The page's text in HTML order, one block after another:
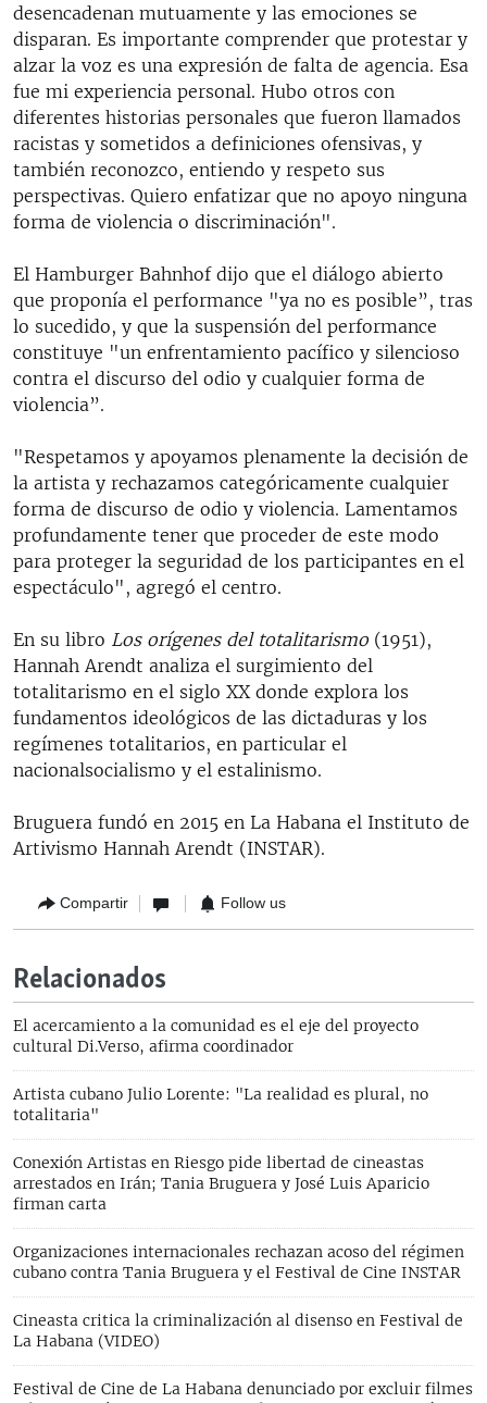
desencadenan mutuamente y las emociones se
disparan. Es importante comprender que protestar y
alzar la voz es una expresión de falta de agencia. Esa
fue mi experiencia personal. Hubo otros con
diferentes historias personales que fueron llamados
racistas y sometidos a definiciones ofensivas, y
también reconozco, entiendo y respeto sus
perspectivas. Quiero enfatizar que no apoyo ninguna
forma de violencia o discriminación".
El Hamburger Bahnhof dijo que el diálogo abierto
que proponía el performance "ya no es posible”, tras
lo sucedido, y que la suspensión del performance
constituye "un enfrentamiento pacífico y silencioso
contra el discurso del odio y cualquier forma de
violencia”.
"Respetamos y apoyamos plenamente la decisión de
la artista y rechazamos categóricamente cualquier
forma de discurso de odio y violencia. Lamentamos
profundamente tener que proceder de este modo
para proteger la seguridad de los participantes en el
espectáculo", agregó el centro.
En su libro Los orígenes del totalitarismo (1951),
Hannah Arendt analiza el surgimiento del
totalitarismo en el siglo XX donde explora los
fundamentos ideológicos de las dictaduras y los
regímenes totalitarios, en particular el
nacionalsocialismo y el estalinismo.
Bruguera fundó en 2015 en La Habana el Instituto de
Artivismo Hannah Arendt (INSTAR).
Compartir Follow us
Relacionados
El acercamiento a la comunidad es el eje del proyecto
cultural Di.Verso, afirma coordinador
Artista cubano Julio Lorente: "La realidad es plural, no
totalitaria"
Conexión Artistas en Riesgo pide libertad de cineastas
arrestados en Irán; Tania Bruguera y José Luis Aparicio
firman carta
Organizaciones internacionales rechazan acoso del régimen
cubano contra Tania Bruguera y el Festival de Cine INSTAR
Cineasta critica la criminalización al disenso en Festival de
La Habana (VIDEO)
Festival de Cine de La Habana denunciado por excluir filmes